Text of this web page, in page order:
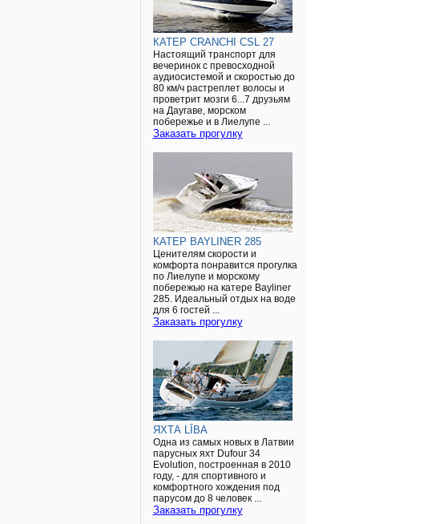
КАТЕР CRANCHI CSL 27
Настоящий транспорт для
вечеринок с превосходной
аудиосистемой и скоростью до
80 км/ч растреплет волосы и
проветрит мозги 6...7 друзьям
на Даугаве, морском
побережье и в Лиелупе ...
Заказать прогулку
КАТЕР BAYLINER 285
Ценителям скорости и
комфорта понравится прогулка
по Лиелупе и морскому
побережью на катере Bayliner
285. Идеальный отдых на воде
для 6 гостей ...
Заказать прогулку
ЯХТА LĪBA
Одна из самых новых в Латвии
парусных яхт Dufour 34
Evolution, построенная в 2010
году, - для спортивного и
комфортного хождения под
парусом до 8 человек ...
Заказать прогулку